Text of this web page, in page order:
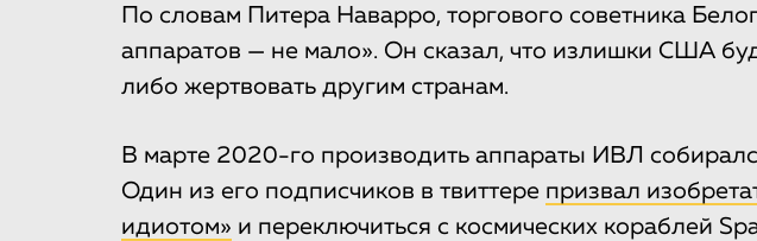
По словам Питера Наварро, торгового советника
аппаратов — не мало». Он сказал, что излишки США
либо жертвовать другим странам.
В марте 2020-го производить аппараты ИВЛ
Один из его подписчиков в твиттере призвал
идиотом» и переключиться с космических кораблей